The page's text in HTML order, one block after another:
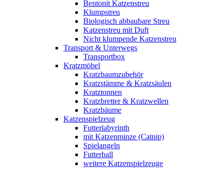
Bentonit Katzenstreu
Klumpstreu
Biologisch abbaubare Streu
Katzenstreu mit Duft
Nicht klumpende Katzenstreu
Transport & Unterwegs
Transportbox
Kratzmöbel
Kratzbaumzubehör
Kratzstämme & Kratzsäulen
Kratztonnen
Kratzbretter & Kratzwellen
Kratzbäume
Katzenspielzeug
Futterlabyrinth
mit Katzenminze (Catnip)
Spielangeln
Futterball
weitere Katzenspielzeuge